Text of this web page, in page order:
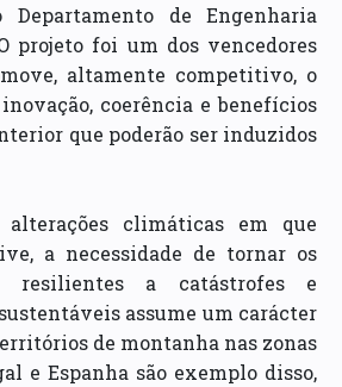
Departamento de Engenharia
projeto foi um dos vencedores
altamente competitivo, o
coerência e benefícios
que poderão ser induzidos
climáticas em que
a necessidade de tornar os
resilientes a catástrofes e
assume um carácter
de montanha nas zonas
e Espanha são exemplo disso,